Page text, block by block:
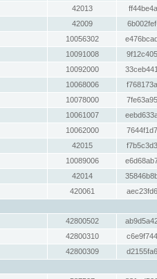
42013
42009
10056302
10091008
10092000
10068006
10078000
10061007
10062000
42015
10089006
42014
420061
42800502
42800310
42800309